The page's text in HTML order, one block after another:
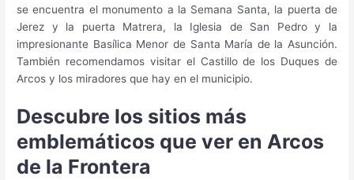
se encuentra el monumento a la Semana Santa, la puerta de
Jerez y la puerta Matrera, la Iglesia de San Pedro y la
impresionante Basílica Menor de Santa María de la Asunción.
También recomendamos visitar el Castillo de los Duques de
Arcos y los miradores que hay en el municipio.
Descubre los sitios más
emblemáticos que ver en Arcos
de la Frontera